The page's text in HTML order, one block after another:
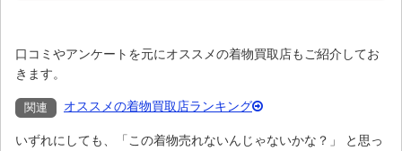
口コミやアンケートを元にオススメの着物買取店もご紹介してお
きます。
オススメの着物買取店ランキング
いずれにしても、「この着物売れないんじゃないかな？」 と思っ